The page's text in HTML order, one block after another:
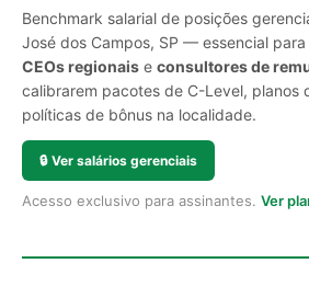
Benchmark salarial de posições
José dos Campos, SP — essencial para
CEOs regionais e consultores de
calibrarem pacotes de C-Level, planos
políticas de bônus na localidade.
🔒 Ver salários gerenciais
Acesso exclusivo para assinantes. Ver